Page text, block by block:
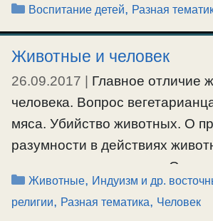
Рубрики
Воспитание детей, Разная
Животные и человек
26.09.2017
Главное отличие
человека. Вопрос
мяса. Убийство животных. О
разумности в действиях
окружающего нас мира. О сути
буддизма и христианства,
Рубрики
Животные, Индуизм и др.
религии, Разная тематика, Человек